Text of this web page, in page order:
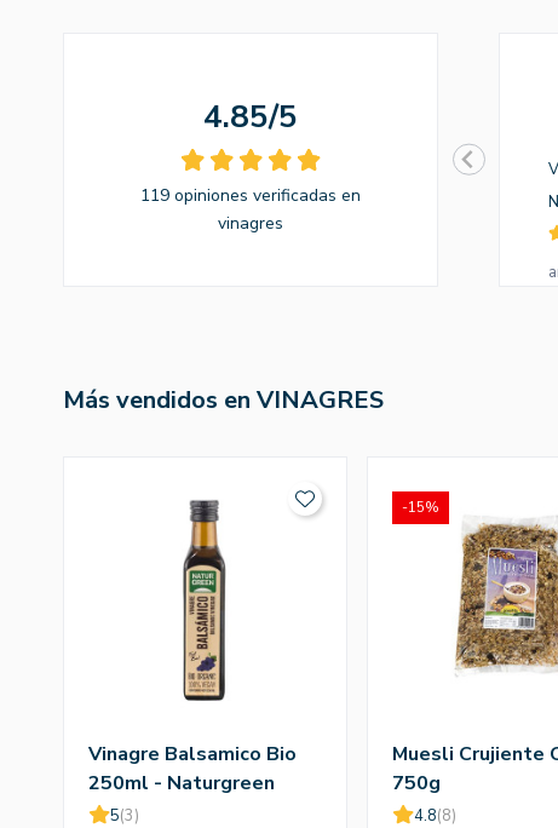
4.85/5
119 opiniones verificadas en
vinagres
Más vendidos en VINAGRES
Vinagre Balsamico Bio
250ml - Naturgreen
5(3)
Muesli Crujiente
750g
4.8(8)
-15%